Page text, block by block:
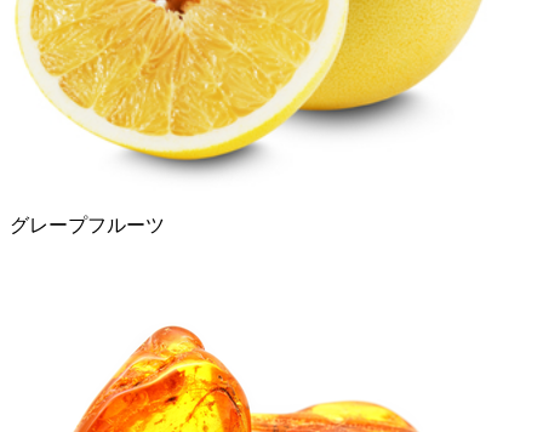
グレープフルーツ